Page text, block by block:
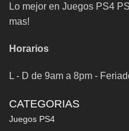
Lo mejor en Juegos PS4
mas!
Horarios
L - D de 9am a 8pm -
CATEGORIAS
Juegos PS4